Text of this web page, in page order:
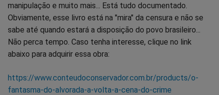
manipulação e muito mais... Está tudo documentado.
Obviamente, esse livro está na "mira" da censura e não se
sabe até quando estará a disposição do povo brasileiro...
Não perca tempo. Caso tenha interesse, clique no link
abaixo para adquirir essa obra:
https://www.conteudoconservador.com.br/products/o-
fantasma-do-alvorada-a-volta-a-cena-do-crime